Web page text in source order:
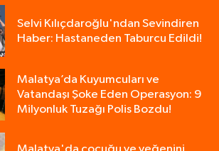
Selvi Kılıçdaroğlu'ndan Sevindiren
Haber: Hastaneden Taburcu Edildi!
Malatya’da Kuyumcuları ve
Vatandaşı Şoke Eden Operasyon: 9
Milyonluk Tuzağı Polis Bozdu!